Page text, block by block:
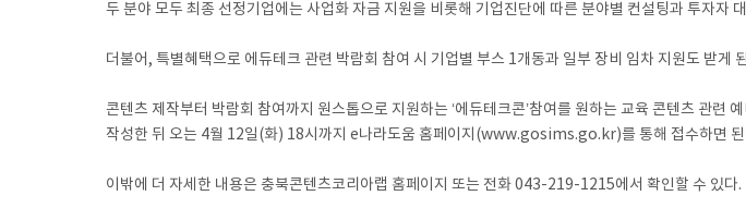
두 분야 모두 최종 선정기업에는 사업화 자금 지원을 비롯해 기업진단에 따른 분야별 컨설팅과 투자자
더불어, 특별혜택으로 에듀테크 관련 박람회 참여 시 기업별 부스 1개동과 일부 장비 임차 지원도 받게
콘텐츠 제작부터 박람회 참여까지 원스톱으로 지원하는 ‘에듀테크콘’참여를 원하는 교육 콘텐츠 관
작성한 뒤 오는 4월 12일(화) 18시까지 e나라도움 홈페이지(www.gosims.go.kr)를 통해 접수하면 된
이밖에 더 자세한 내용은 충북콘텐츠코리아랩 홈페이지 또는 전화 043-219-1215에서 확인할 수 있다.